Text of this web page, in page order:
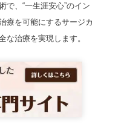
で、“一生涯安心”のイン
療を可能にするサージカ
な治療を実現します。